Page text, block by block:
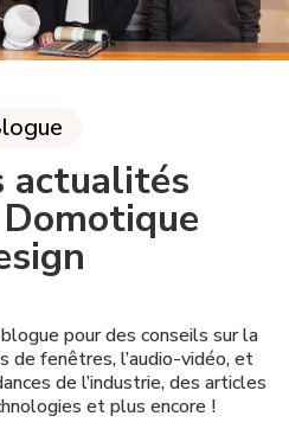
actualités
pour des conseils sur la
de fenêtres, l’audio-vidéo, et
de l’industrie, des articles
et plus encore !